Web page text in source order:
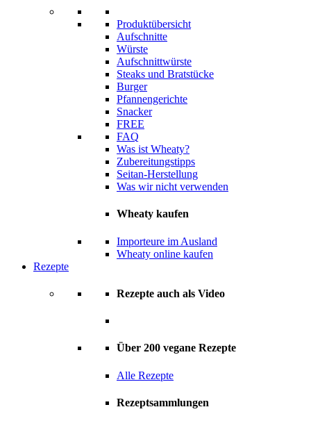
Produktübersicht
Aufschnitte
Würste
Aufschnittwürste
Steaks und Bratstücke
Burger
Pfannengerichte
Snacker
FREE
FAQ
Was ist Wheaty?
Zubereitungstipps
Seitan-Herstellung
Was wir nicht verwenden
Wheaty kaufen
Importeure im Ausland
Wheaty online kaufen
Rezepte
Rezepte auch als Video
Über 200 vegane Rezepte
Alle Rezepte
Rezeptsammlungen